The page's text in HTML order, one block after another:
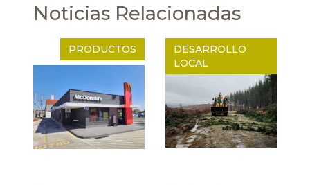
Noticias Relacionadas
PRODUCTOS
DESARROLLO
LOCAL